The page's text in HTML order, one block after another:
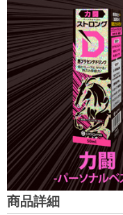
商品詳細